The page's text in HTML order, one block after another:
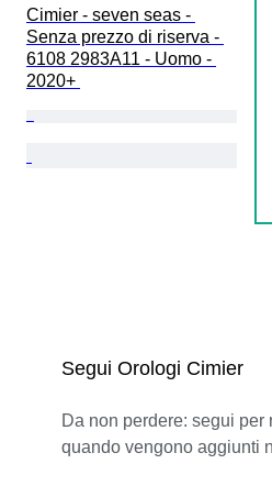
Cimier - seven seas -
Senza prezzo di riserva -
6108 2983A11 - Uomo -
2020+
Segui Orologi Cimier
Da non perdere: segui per
quando vengono aggiunti